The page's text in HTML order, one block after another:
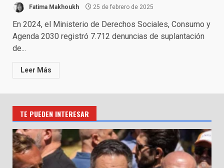
Fatima Makhoukh 25 de febrero de 2025
En 2024, el Ministerio de Derechos Sociales, Consumo y
Agenda 2030 registró 7.712 denuncias de suplantación
de...
Leer Más
TE PUEDEN INTERESAR